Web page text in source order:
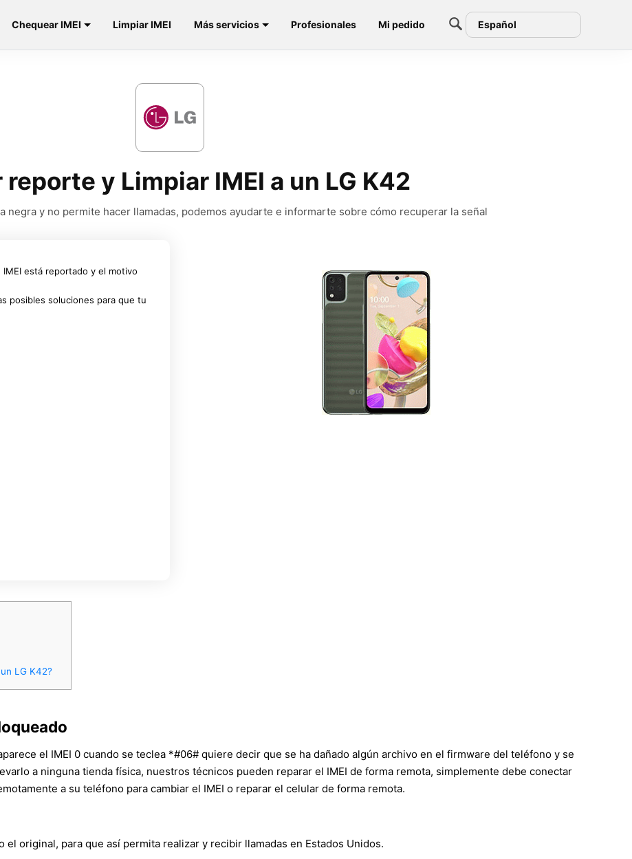
Chequear IMEI Limpiar IMEI Más servicios Profesionales Mi pedido Español
y Limpiar IMEI a un LG K42
negra y no permite hacer llamadas, podemos ayudarte e informarte sobre cómo recuperar la señal
está reportado y el motivo
posibles soluciones para que tu
LG K42?
el IMEI 0 cuando se teclea *#06# quiere decir que se ha dañado algún archivo en el firmware del teléfono y se
a ninguna tienda física, nuestros técnicos pueden reparar el IMEI de forma remota, simplemente debe conectar
a su teléfono para cambiar el IMEI o reparar el celular de forma remota.
el original, para que así permita realizar y recibir llamadas en Estados Unidos.